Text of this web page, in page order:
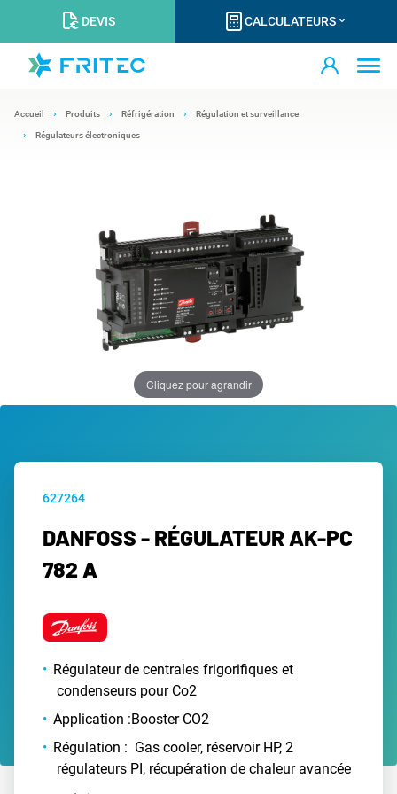
DEVIS CALCULATEURS
Accueil Produits Réfrigération Régulation et surveillance
Régulateurs électroniques
Cliquez pour agrandir
627264
DANFOSS - RÉGULATEUR AK-PC
782 A
Régulateur de centrales frigorifiques et
condenseurs pour Co2
Application :Booster CO2
Régulation : Gas cooler, réservoir HP, 2
régulateurs PI, récupération de chaleur avancée